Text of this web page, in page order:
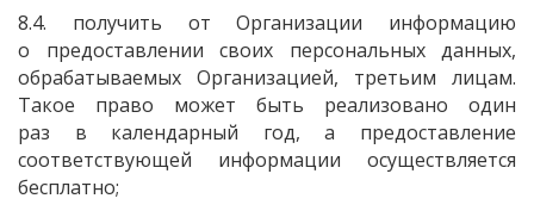
8.4. получить от Организации информацию
о предоставлении своих персональных данных,
обрабатываемых Организацией, третьим лицам.
Такое право может быть реализовано один
раз в календарный год, а предоставление
соответствующей информации осуществляется
бесплатно;